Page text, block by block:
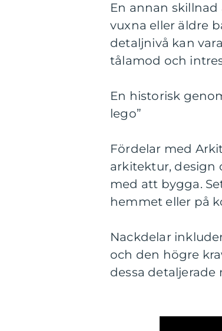
En annan
vuxna eller äldre
detaljnivå kan
tålamod och
En historisk
lego”
Fördelar med
arkitektur, design
med att bygga.
hemmet eller på
Nackdelar
och den högre
dessa detaljerade